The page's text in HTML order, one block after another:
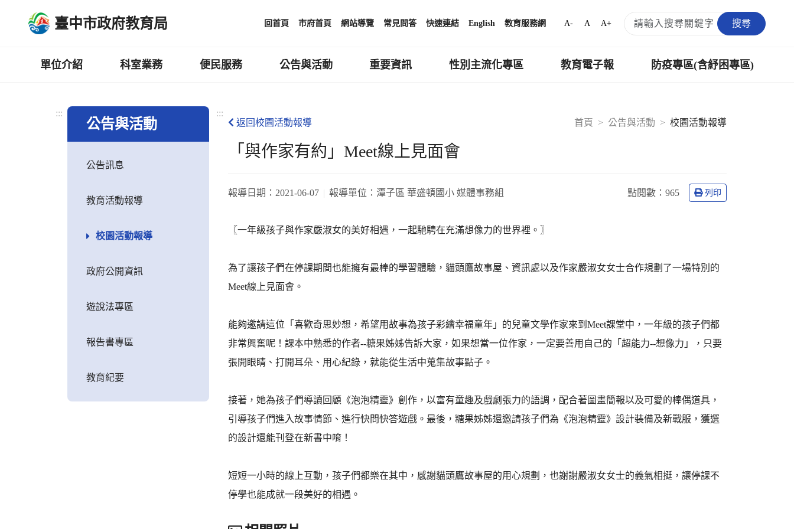
臺中市政府教育局 回首頁 市府首頁 網站導覽 常見問答 快速連結 English 教育服務網 A- A A+ 搜尋
單位介紹 科室業務 便民服務 公告與活動 重要資訊 性別主流化專區 教育電子報 防疫專區(含紓困專區)
:::
公告與活動
公告訊息
教育活動報導
校園活動報導
政府公開資訊
遊說法專區
報告書專區
教育紀要
:::
首頁
公告與活動 校園活動報導
返回校園活動報導
「與作家有約」Meet線上見面會
報導日期： 2021-06-07 報導單位： 潭子區 華盛頓國小 媒體事務組 點閱數： 965 列印
〖一年級孩子與作家嚴淑女的美好相遇，一起馳騁在充滿想像力的世界裡。〗
為了讓孩子們在停課期間也能擁有最棒的學習體驗，貓頭鷹故事屋、資訊處以及作家嚴淑女女士合作規劃了一場特別的
Meet線上見面會。
能夠邀請這位「喜歡奇思妙想，希望用故事為孩子彩繪幸福童年」的兒童文學作家來到Meet課堂中，一年級的孩子們都
非常興奮呢！課本中熟悉的作者--糖果姊姊告訴大家，如果想當一位作家，一定要善用自己的「超能力--想像力」，只要
張開眼睛、打開耳朵、用心紀錄，就能從生活中蒐集故事點子。
接著，她為孩子們導讀回顧《泡泡精靈》創作，以富有童趣及戲劇張力的語調，配合著圖畫簡報以及可愛的棒偶道具，
引導孩子們進入故事情節、進行快問快答遊戲。最後，糖果姊姊還邀請孩子們為《泡泡精靈》設計裝備及新戰服，獲選
的設計還能刊登在新書中唷！
短短一小時的線上互動，孩子們都樂在其中，感謝貓頭鷹故事屋的用心規劃，也謝謝嚴淑女女士的義氣相挺，讓停課不
停學也能成就一段美好的相遇。